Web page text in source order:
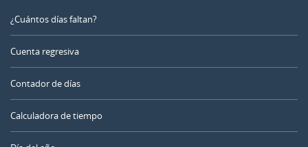
¿Cuántos días faltan?
Cuenta regresiva
Contador de días
Calculadora de tiempo